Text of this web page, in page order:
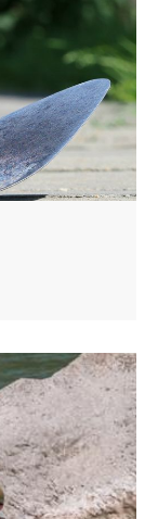
en eau
rando) dans